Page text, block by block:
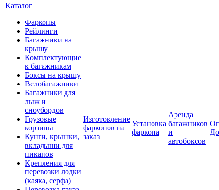
Каталог
Фаркопы
Рейлинги
Багажники на
крышу
Комплектующие
к багажникам
Боксы на крышу
Велобагажники
Багажники для
лыж и
сноубордов
Грузовые
корзины
Кунги, крышки,
вкладыши для
пикапов
Крепления для
перевозки лодки
(каяка, серфа)
Изготовление
фаркопов на
заказ
Установка
фаркопа
Аренда
багажников
и
автобоксов